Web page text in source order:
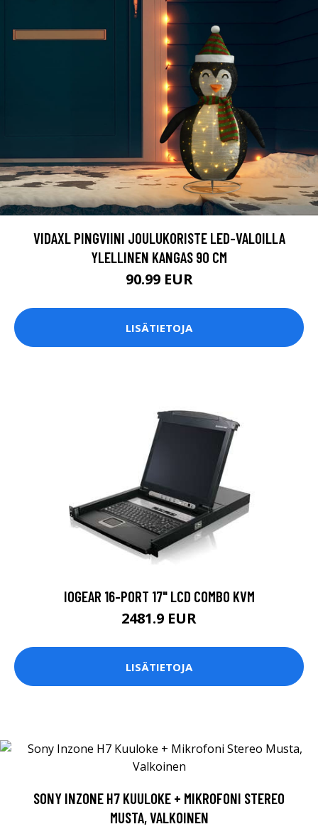
VIDAXL PINGVIINI JOULUKORISTE LED-VALOILLA
YLELLINEN KANGAS 90 CM
90.99 EUR
LISÄTIETOJA
IOGEAR 16-PORT 17" LCD COMBO KVM
2481.9 EUR
LISÄTIETOJA
SONY INZONE H7 KUULOKE + MIKROFONI STEREO
MUSTA, VALKOINEN